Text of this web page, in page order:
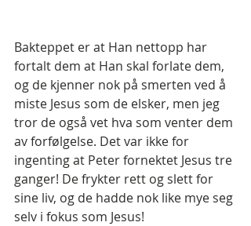
Bakteppet er at Han nettopp har
fortalt dem at Han skal forlate dem,
og de kjenner nok på smerten ved å
miste Jesus som de elsker, men jeg
tror de også vet hva som venter dem
av forfølgelse. Det var ikke for
ingenting at Peter fornektet Jesus tre
ganger! De frykter rett og slett for
sine liv, og de hadde nok like mye seg
selv i fokus som Jesus!